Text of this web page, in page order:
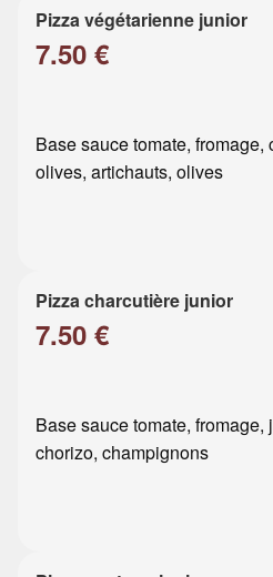
Pizza végétarienne junior
7.50 €
Base sauce tomate,
olives, artichauts, olives
Pizza charcutière junior
7.50 €
Base sauce tomate, fromage,
chorizo, champignons